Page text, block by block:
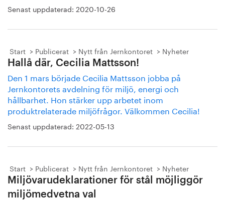
Senast uppdaterad: 2020-10-26
Start Publicerat Nytt från Jernkontoret Nyheter
Hallå där, Cecilia Mattsson!
Den 1 mars började Cecilia Mattsson jobba på
Jernkontorets avdelning för miljö, energi och
hållbarhet. Hon stärker upp arbetet inom
produktrelaterade miljöfrågor. Välkommen Cecilia!
Senast uppdaterad: 2022-05-13
Start Publicerat Nytt från Jernkontoret Nyheter
Miljövarudeklarationer för stål möjliggör
miljömedvetna val